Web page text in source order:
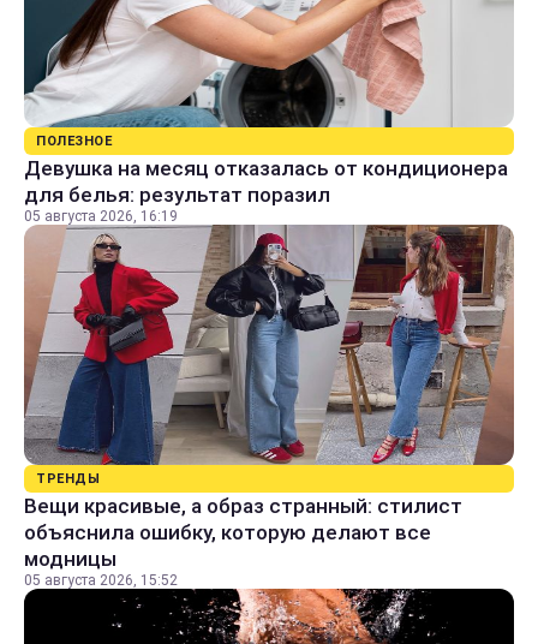
ПОЛЕЗНОЕ
Девушка на месяц отказалась от кондиционера
для белья: результат поразил
05 августа 2026, 16:19
ТРЕНДЫ
Вещи красивые, а образ странный: стилист
объяснила ошибку, которую делают все
модницы
05 августа 2026, 15:52